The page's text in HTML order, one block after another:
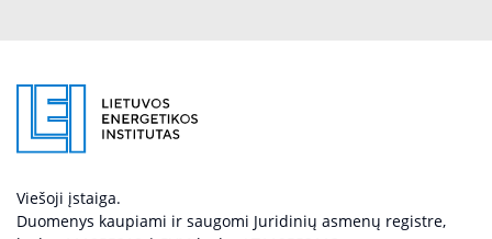
Viešoji įstaiga.
Duomenys kaupiami ir saugomi Juridinių asmenų registre,